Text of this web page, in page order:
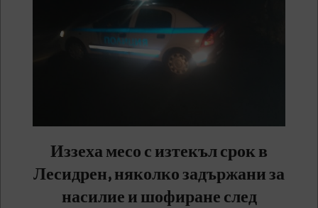
Иззеха месо с изтекъл срок в
Лесидрен, няколко задържани за
насилие и шофиране след